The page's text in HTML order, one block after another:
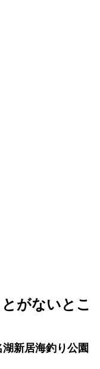
がないとこ
新居海釣り公園